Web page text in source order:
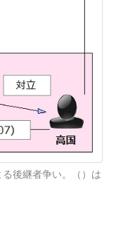
後継者争い。（）は